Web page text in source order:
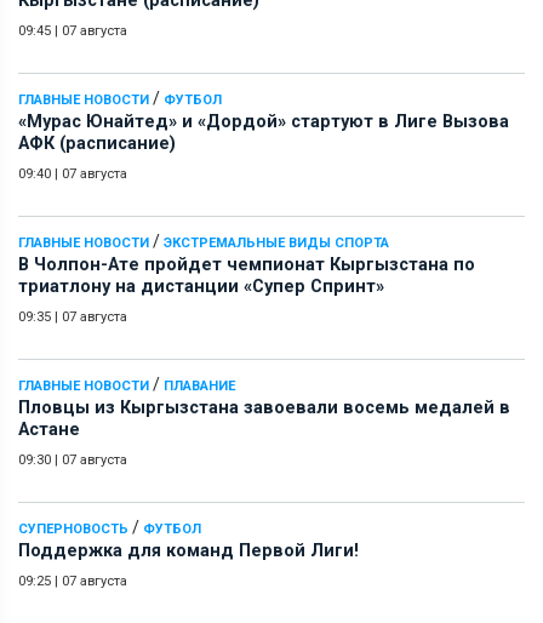
09:45 07 августа
ГЛАВНЫЕ НОВОСТИ / ФУТБОЛ
«Мурас Юнайтед» и «Дордой» стартуют в Лиге Вызова
АФК (расписание)
09:40 07 августа
ГЛАВНЫЕ НОВОСТИ / ЭКСТРЕМАЛЬНЫЕ ВИДЫ СПОРТА
В Чолпон-Ате пройдет чемпионат Кыргызстана по
триатлону на дистанции «Супер Спринт»
09:35 07 августа
ГЛАВНЫЕ НОВОСТИ / ПЛАВАНИЕ
Пловцы из Кыргызстана завоевали восемь медалей в
Астане
09:30 07 августа
СУПЕРНОВОСТЬ / ФУТБОЛ
Поддержка для команд Первой Лиги!
09:25 07 августа